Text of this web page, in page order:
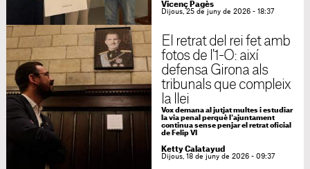
Vicenç Pagès
Dijous, 25 de juny de 2026 - 18:37
El retrat del rei fet amb
fotos de l'1-O: així
defensa Girona als
tribunals que compleix
la llei
Vox demana al jutjat multes i estudiar
la via penal perquè l'ajuntament
continua sense penjar el retrat oficial
de Felip VI
Ketty Calatayud
Dijous, 18 de juny de 2026 - 09:37